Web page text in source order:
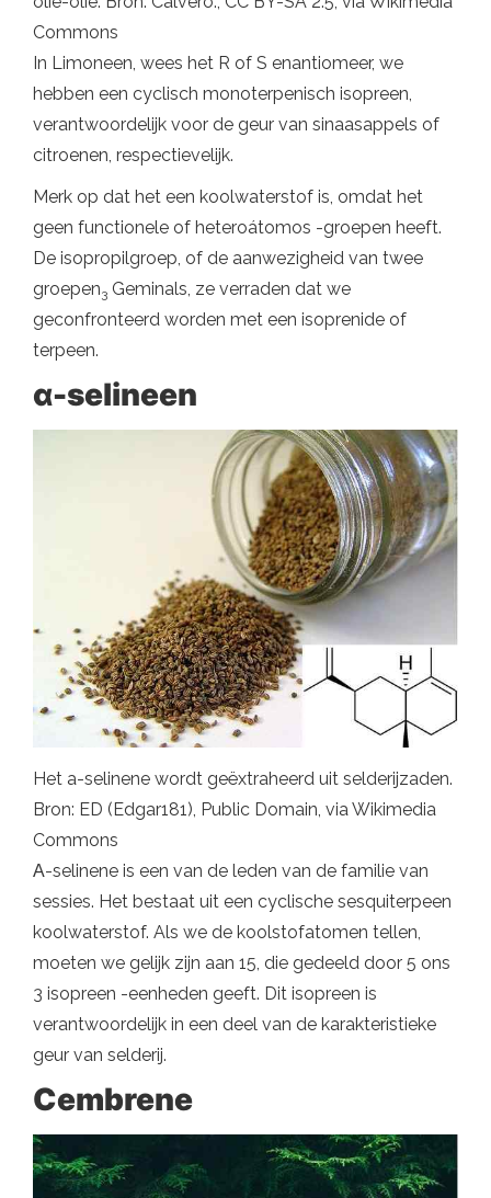
Commons
In Limoneen, wees het R of S enantiomeer, we
hebben een cyclisch monoterpenisch isopreen,
verantwoordelijk voor de geur van sinaasappels of
citroenen, respectievelijk.
Merk op dat het een koolwaterstof is, omdat het
geen functionele of heteroátomos -groepen heeft.
De isopropilgroep, of de aanwezigheid van twee
groepen3 Geminals, ze verraden dat we
geconfronteerd worden met een isoprenide of
terpeen.
α-selineen
Het a-selinene wordt geëxtraheerd uit selderijzaden.
Bron: ED (Edgar181), Public Domain, via Wikimedia
Commons
Α-selinene is een van de leden van de familie van
sessies. Het bestaat uit een cyclische sesquiterpeen
koolwaterstof. Als we de koolstofatomen tellen,
moeten we gelijk zijn aan 15, die gedeeld door 5 ons
3 isopreen -eenheden geeft. Dit isopreen is
verantwoordelijk in een deel van de karakteristieke
geur van selderij.
Cembrene